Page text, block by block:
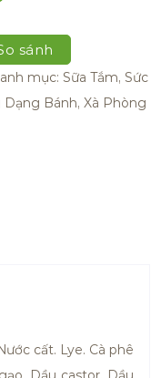
sánh
mục: Sữa Tắm, Sức
Dạng Bánh, Xà Phòng
cất. Lye. Cà phê